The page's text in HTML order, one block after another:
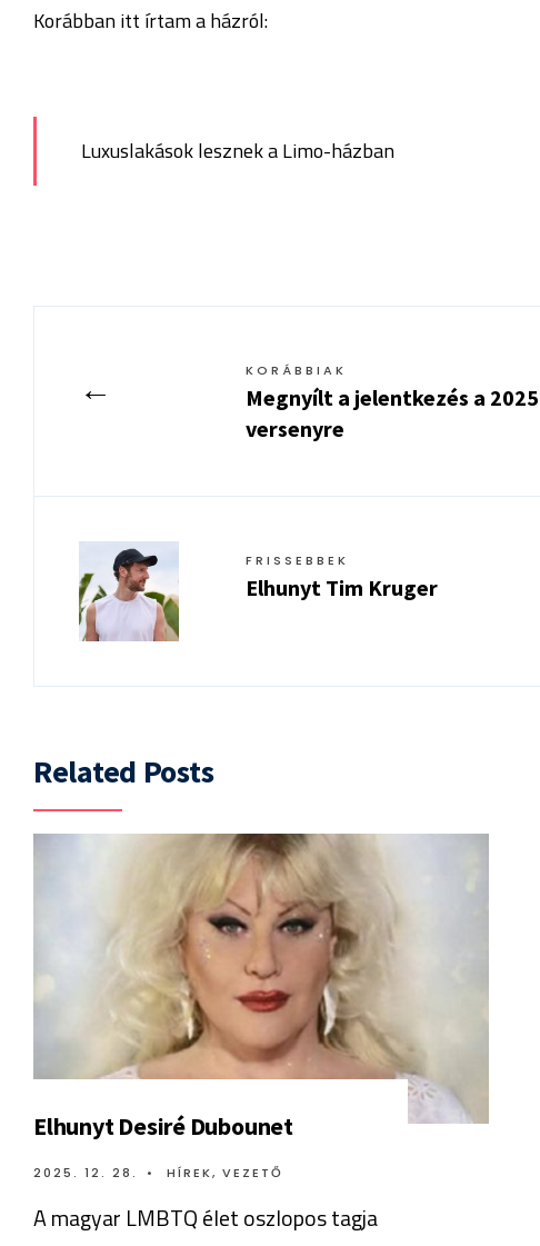
Korábban itt írtam a házról:
Luxuslakások lesznek a Limo-házban
← KORÁBBIAK
Megnyílt a jelentkezés a
versenyre
FRISSEBBEK
Elhunyt Tim Kruger
Related Posts
Elhunyt Desiré Dubounet
2025. 12. 28. • HÍREK, VEZETŐ
A magyar LMBTQ élet oszlopos tagja